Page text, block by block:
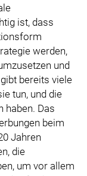
ist, dass
werden,
und
bereits viele
tun, und die
haben. Das
beim
Jahren
die
um vor allem